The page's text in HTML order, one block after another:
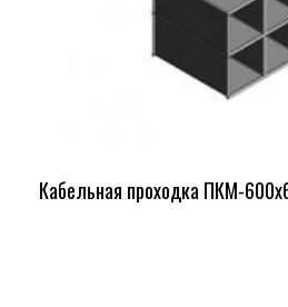
Кабельная проходка ПКМ-